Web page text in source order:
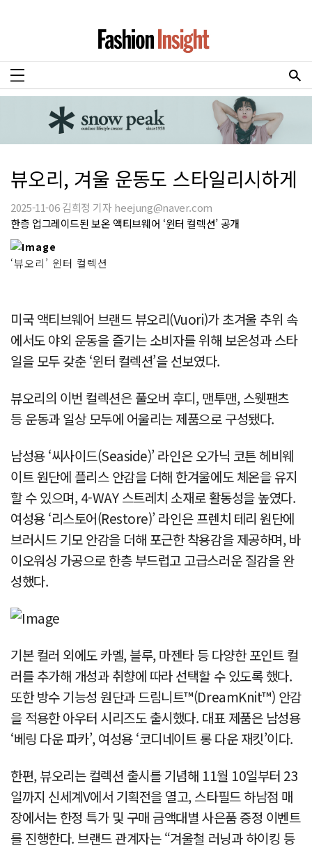
뷰오리, 겨울 운동도 스타일리시하게
2025-11-06 김희정 기자 heejung@naver.com
한층 업그레이드된 보온 액티브웨어 ‘윈터 컬렉션’ 공개
‘뷰오리’ 윈터 컬렉션
미국 액티브웨어 브랜드 뷰오리(Vuori)가 초겨울 추위 속
에서도 야외 운동을 즐기는 소비자를 위해 보온성과 스타
일을 모두 갖춘 ‘윈터 컬렉션’을 선보였다.
뷰오리의 이번 컬렉션은 풀오버 후디, 맨투맨, 스웻팬츠
등 운동과 일상 모두에 어울리는 제품으로 구성됐다.
남성용 ‘씨사이드(Seaside)’ 라인은 오가닉 코튼 헤비웨
이트 원단에 플리스 안감을 더해 한겨울에도 체온을 유지
할 수 있으며, 4-WAY 스트레치 소재로 활동성을 높였다.
여성용 ‘리스토어(Restore)’ 라인은 프렌치 테리 원단에
브러시드 기모 안감을 더해 포근한 착용감을 제공하며, 바
이오워싱 가공으로 한층 부드럽고 고급스러운 질감을 완
성했다.
기본 컬러 외에도 카멜, 블루, 마젠타 등 다양한 포인트 컬
러를 추가해 개성과 취향에 따라 선택할 수 있도록 했다.
또한 방수 기능성 원단과 드림니트™(DreamKnit™) 안감
을 적용한 아우터 시리즈도 출시했다. 대표 제품은 남성용
‘베링 다운 파카’, 여성용 ‘코디네이트 롱 다운 재킷’이다.
한편, 뷰오리는 컬렉션 출시를 기념해 11월 10일부터 23
일까지 신세계V에서 기획전을 열고, 스타필드 하남점 매
장에서는 한정 특가 및 구매 금액대별 사은품 증정 이벤트
를 진행한다. 브랜드 관계자는 “겨울철 러닝과 하이킹 등